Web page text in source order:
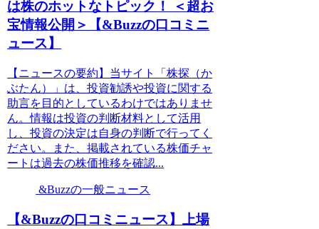
は株のホットなトピック！ ＜超お
宝情報公開＞【&Buzzの口コミニ
ュース】
【ニュースの要約】当サイト「株探（か
ぶたん）」は、投資勧誘や投資に関する
助言を目的としているわけではありませ
ん。情報は投資の判断材料として活用
し、投資の決定は自身の判断で行ってく
ださい。また、掲載されている株価チャ
ートは過去の株価推移を確認...
&Buzzの一般ニュース
【&Buzzの口コミニュース】上場